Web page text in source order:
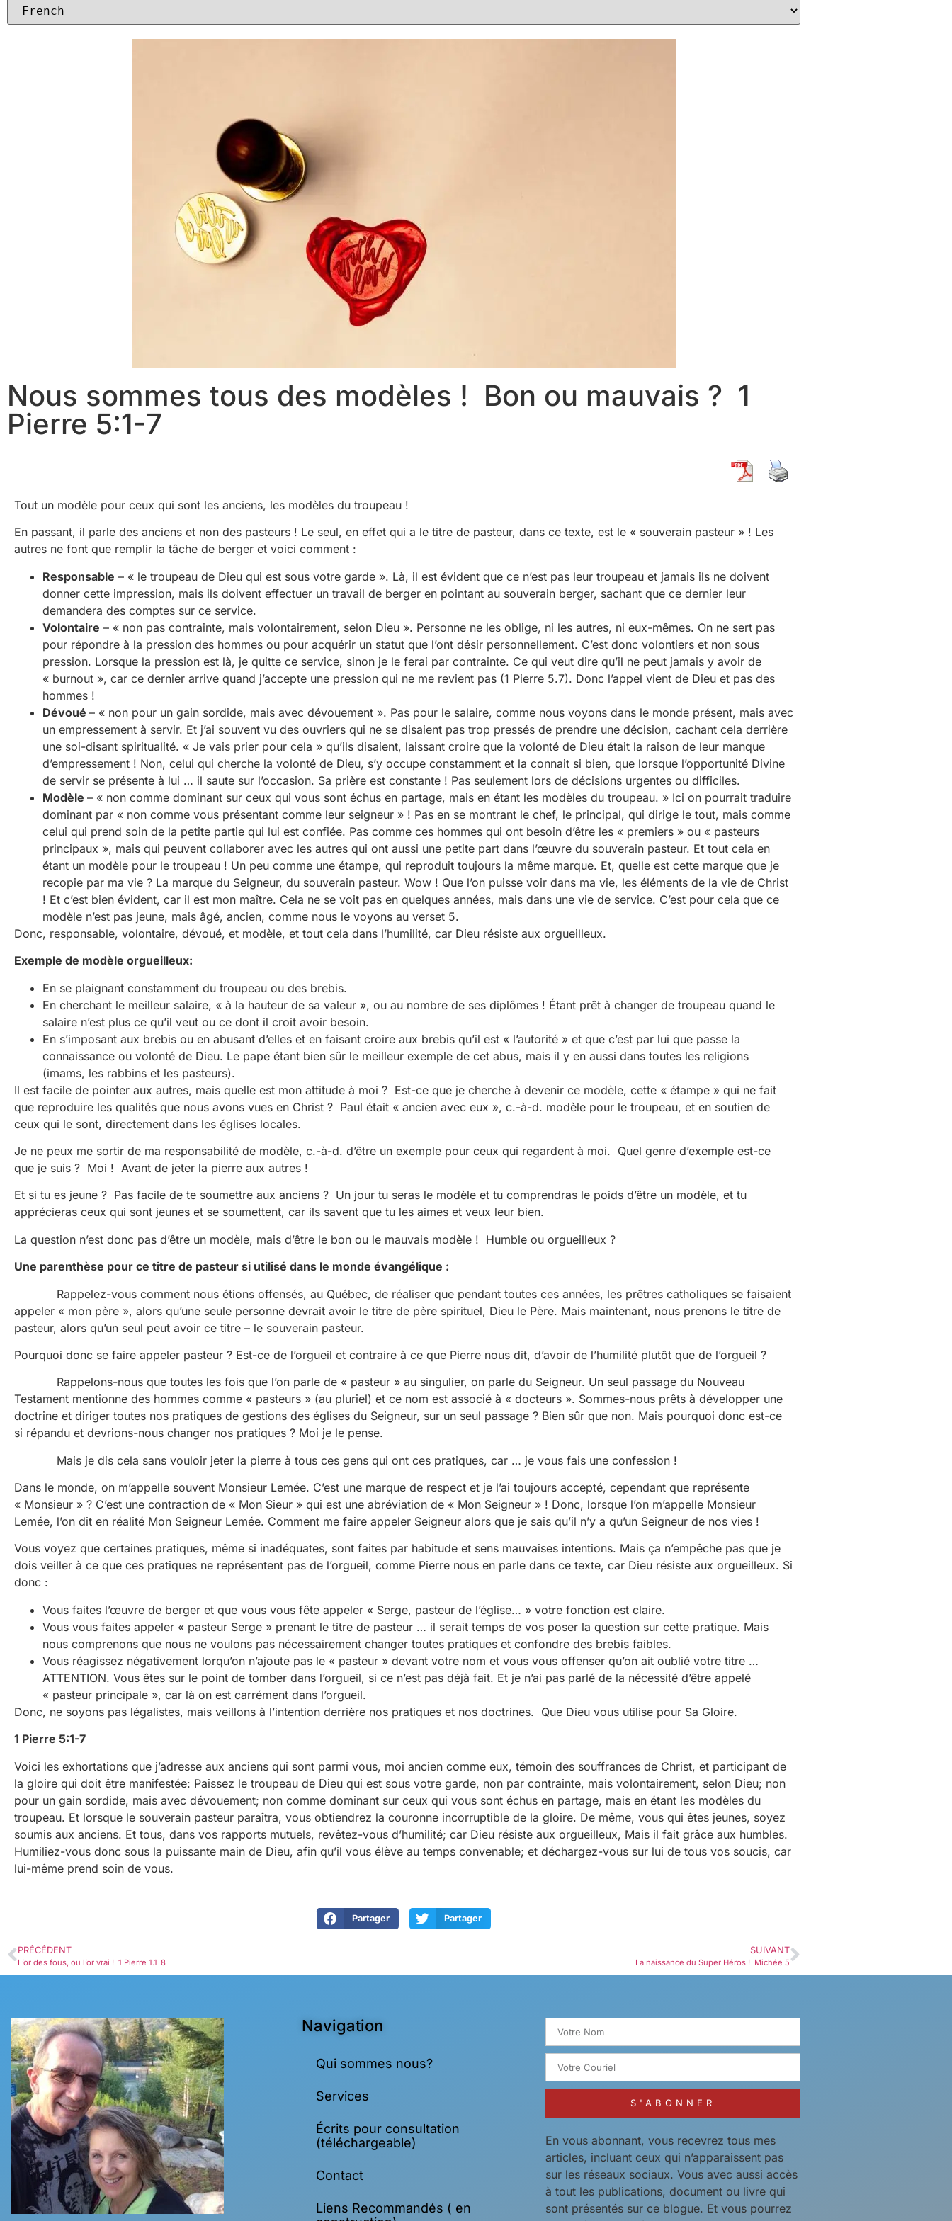
Nous sommes tous des modèles ! Bon ou mauvais ? 1
Pierre 5:1-7
Tout un modèle pour ceux qui sont les anciens, les modèles du troupeau !
En passant, il parle des anciens et non des pasteurs ! Le seul, en effet qui a le titre de pasteur, dans ce texte, est le « souverain pasteur » ! Les
autres ne font que remplir la tâche de berger et voici comment :
Responsable – « le troupeau de Dieu qui est sous votre garde ». Là, il est évident que ce n’est pas leur troupeau et jamais ils ne doivent
donner cette impression, mais ils doivent effectuer un travail de berger en pointant au souverain berger, sachant que ce dernier leur
demandera des comptes sur ce service.
Volontaire – « non pas contrainte, mais volontairement, selon Dieu ». Personne ne les oblige, ni les autres, ni eux-mêmes. On ne sert pas
pour répondre à la pression des hommes ou pour acquérir un statut que l’ont désir personnellement. C’est donc volontiers et non sous
pression. Lorsque la pression est là, je quitte ce service, sinon je le ferai par contrainte. Ce qui veut dire qu’il ne peut jamais y avoir de
« burnout », car ce dernier arrive quand j’accepte une pression qui ne me revient pas (1 Pierre 5.7). Donc l’appel vient de Dieu et pas des
hommes !
Dévoué – « non pour un gain sordide, mais avec dévouement ». Pas pour le salaire, comme nous voyons dans le monde présent, mais avec
un empressement à servir. Et j’ai souvent vu des ouvriers qui ne se disaient pas trop pressés de prendre une décision, cachant cela derrière
une soi-disant spiritualité. « Je vais prier pour cela » qu’ils disaient, laissant croire que la volonté de Dieu était la raison de leur manque
d’empressement ! Non, celui qui cherche la volonté de Dieu, s’y occupe constamment et la connait si bien, que lorsque l’opportunité Divine
de servir se présente à lui … il saute sur l’occasion. Sa prière est constante ! Pas seulement lors de décisions urgentes ou difficiles.
Modèle – « non comme dominant sur ceux qui vous sont échus en partage, mais en étant les modèles du troupeau. » Ici on pourrait traduire
dominant par « non comme vous présentant comme leur seigneur » ! Pas en se montrant le chef, le principal, qui dirige le tout, mais comme
celui qui prend soin de la petite partie qui lui est confiée. Pas comme ces hommes qui ont besoin d’être les « premiers » ou « pasteurs
principaux », mais qui peuvent collaborer avec les autres qui ont aussi une petite part dans l’œuvre du souverain pasteur. Et tout cela en
étant un modèle pour le troupeau ! Un peu comme une étampe, qui reproduit toujours la même marque. Et, quelle est cette marque que je
recopie par ma vie ? La marque du Seigneur, du souverain pasteur. Wow ! Que l’on puisse voir dans ma vie, les éléments de la vie de Christ
! Et c’est bien évident, car il est mon maître. Cela ne se voit pas en quelques années, mais dans une vie de service. C’est pour cela que ce
modèle n’est pas jeune, mais âgé, ancien, comme nous le voyons au verset 5.
Donc, responsable, volontaire, dévoué, et modèle, et tout cela dans l’humilité, car Dieu résiste aux orgueilleux.
Exemple de modèle orgueilleux:
En se plaignant constamment du troupeau ou des brebis.
En cherchant le meilleur salaire, « à la hauteur de sa valeur », ou au nombre de ses diplômes ! Étant prêt à changer de troupeau quand le
salaire n’est plus ce qu’il veut ou ce dont il croit avoir besoin.
En s’imposant aux brebis ou en abusant d’elles et en faisant croire aux brebis qu’il est « l’autorité » et que c’est par lui que passe la
connaissance ou volonté de Dieu. Le pape étant bien sûr le meilleur exemple de cet abus, mais il y en aussi dans toutes les religions
(imams, les rabbins et les pasteurs).
Il est facile de pointer aux autres, mais quelle est mon attitude à moi ? Est-ce que je cherche à devenir ce modèle, cette « étampe » qui ne fait
que reproduire les qualités que nous avons vues en Christ ? Paul était « ancien avec eux », c.-à-d. modèle pour le troupeau, et en soutien de
ceux qui le sont, directement dans les églises locales.
Je ne peux me sortir de ma responsabilité de modèle, c.-à-d. d’être un exemple pour ceux qui regardent à moi. Quel genre d’exemple est-ce
que je suis ? Moi ! Avant de jeter la pierre aux autres !
Et si tu es jeune ? Pas facile de te soumettre aux anciens ? Un jour tu seras le modèle et tu comprendras le poids d’être un modèle, et tu
apprécieras ceux qui sont jeunes et se soumettent, car ils savent que tu les aimes et veux leur bien.
La question n’est donc pas d’être un modèle, mais d’être le bon ou le mauvais modèle ! Humble ou orgueilleux ?
Une parenthèse pour ce titre de pasteur si utilisé dans le monde évangélique :
Rappelez-vous comment nous étions offensés, au Québec, de réaliser que pendant toutes ces années, les prêtres catholiques se faisaient
appeler « mon père », alors qu’une seule personne devrait avoir le titre de père spirituel, Dieu le Père. Mais maintenant, nous prenons le titre de
pasteur, alors qu’un seul peut avoir ce titre – le souverain pasteur.
Pourquoi donc se faire appeler pasteur ? Est-ce de l’orgueil et contraire à ce que Pierre nous dit, d’avoir de l’humilité plutôt que de l’orgueil ?
Rappelons-nous que toutes les fois que l’on parle de « pasteur » au singulier, on parle du Seigneur. Un seul passage du Nouveau
Testament mentionne des hommes comme « pasteurs » (au pluriel) et ce nom est associé à « docteurs ». Sommes-nous prêts à développer une
doctrine et diriger toutes nos pratiques de gestions des églises du Seigneur, sur un seul passage ? Bien sûr que non. Mais pourquoi donc est-ce
si répandu et devrions-nous changer nos pratiques ? Moi je le pense.
Mais je dis cela sans vouloir jeter la pierre à tous ces gens qui ont ces pratiques, car … je vous fais une confession !
Dans le monde, on m’appelle souvent Monsieur Lemée. C’est une marque de respect et je l’ai toujours accepté, cependant que représente
« Monsieur » ? C’est une contraction de « Mon Sieur » qui est une abréviation de « Mon Seigneur » ! Donc, lorsque l’on m’appelle Monsieur
Lemée, l’on dit en réalité Mon Seigneur Lemée. Comment me faire appeler Seigneur alors que je sais qu’il n’y a qu’un Seigneur de nos vies !
Vous voyez que certaines pratiques, même si inadéquates, sont faites par habitude et sens mauvaises intentions. Mais ça n’empêche pas que je
dois veiller à ce que ces pratiques ne représentent pas de l’orgueil, comme Pierre nous en parle dans ce texte, car Dieu résiste aux orgueilleux. Si
donc :
Vous faites l’œuvre de berger et que vous vous fête appeler « Serge, pasteur de l’église… » votre fonction est claire.
Vous vous faites appeler « pasteur Serge » prenant le titre de pasteur … il serait temps de vos poser la question sur cette pratique. Mais
nous comprenons que nous ne voulons pas nécessairement changer toutes pratiques et confondre des brebis faibles.
Vous réagissez négativement lorqu’on n’ajoute pas le « pasteur » devant votre nom et vous vous offenser qu’on ait oublié votre titre …
ATTENTION. Vous êtes sur le point de tomber dans l’orgueil, si ce n’est pas déjà fait. Et je n’ai pas parlé de la nécessité d’être appelé
« pasteur principale », car là on est carrément dans l’orgueil.
Donc, ne soyons pas légalistes, mais veillons à l’intention derrière nos pratiques et nos doctrines. Que Dieu vous utilise pour Sa Gloire.
1 Pierre 5:1-7
Voici les exhortations que j’adresse aux anciens qui sont parmi vous, moi ancien comme eux, témoin des souffrances de Christ, et participant de
la gloire qui doit être manifestée: Paissez le troupeau de Dieu qui est sous votre garde, non par contrainte, mais volontairement, selon Dieu; non
pour un gain sordide, mais avec dévouement; non comme dominant sur ceux qui vous sont échus en partage, mais en étant les modèles du
troupeau. Et lorsque le souverain pasteur paraîtra, vous obtiendrez la couronne incorruptible de la gloire. De même, vous qui êtes jeunes, soyez
soumis aux anciens. Et tous, dans vos rapports mutuels, revêtez-vous d’humilité; car Dieu résiste aux orgueilleux, Mais il fait grâce aux humbles.
Humiliez-vous donc sous la puissante main de Dieu, afin qu’il vous élève au temps convenable; et déchargez-vous sur lui de tous vos soucis, car
lui-même prend soin de vous.
Partager Partager
PRÉCÉDENT
L’or des fous, ou l’or vrai ! 1 Pierre 1.1-8
SUIVANT
La naissance du Super Héros ! Michée 5
Navigation
Qui sommes nous?
Services
Écrits pour consultation
(téléchargeable)
Contact
Liens Recommandés ( en
S'ABONNER
En vous abonnant, vous recevrez tous mes
articles, incluant ceux qui n’apparaissent pas
sur les réseaux sociaux. Vous avec aussi accès
à tout les publications, document ou livre qui
sont présentés sur ce blogue. Et vous pourrez